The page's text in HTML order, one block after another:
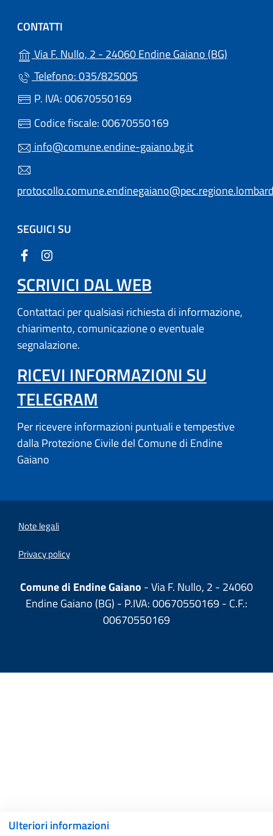
Ulteriori informazioni
CONTATTI
Via F. Nullo, 2 - 24060 Endine Gaiano (BG)
Telefono: 035/825005
P. IVA: 00670550169
Codice fiscale: 00670550169
info@comune.endine-gaiano.bg.it
SEGUICI SU
SCRIVICI DAL WEB
Contattaci per qualsiasi richiesta di informazione,
chiarimento, comunicazione o eventuale
segnalazione.
RICEVI INFORMAZIONI SU
TELEGRAM
Per ricevere informazioni puntuali e tempestive
dalla Protezione Civile del Comune di Endine
Gaiano
Note legali
Privacy policy
Comune di Endine Gaiano - Via F. Nullo, 2 - 24060
Endine Gaiano (BG) - P.IVA: 00670550169 - C.F.:
00670550169